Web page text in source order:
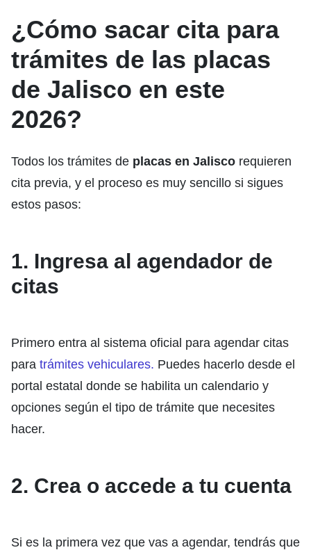
¿Cómo sacar cita para
trámites de las placas
de Jalisco en este
2026?
Todos los trámites de placas en Jalisco requieren
cita previa, y el proceso es muy sencillo si sigues
estos pasos:
1. Ingresa al agendador de
citas
Primero entra al sistema oficial para agendar citas
para trámites vehiculares. Puedes hacerlo desde el
portal estatal donde se habilita un calendario y
opciones según el tipo de trámite que necesites
hacer.
2. Crea o accede a tu cuenta
Si es la primera vez que vas a agendar, tendrás que